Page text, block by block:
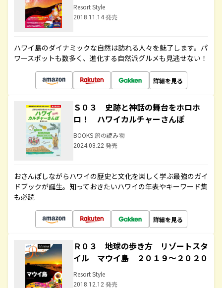
Resort Style
2018.11.14 発売
ハワイ島のダイナミックな自然は訪れる人々を魅了します。パ
ワースポットも数多く、進化する自然派グルメも見逃せない！
詳細を見る
Ｓ０３ 史跡と神話の舞台をホロホ
ロ！ ハワイカルチャーさんぽ
BOOKS 旅の読み物
2024.03.22 発売
おさんぽしながらハワイの歴史と文化を楽しく学ぶ最強のガイ
ドブックが誕生。知っておきたいハワイの年表やキーワード集
も必読
詳細を見る
Ｒ０３ 地球の歩き方 リゾートスタ
イル マウイ島 ２０１９～２０２０
Resort Style
2018.12.12 発売